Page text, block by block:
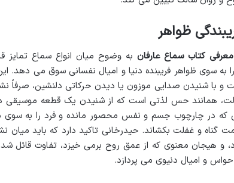
ظواهر
معرفی کتاب سماع عارفانبه وضوح میان انواع سماع تمایز
سوی ظواهر فریبنده دنیا و امیال نفسانی سوق می دهد.
و با شنیدن صدایی موزون یا دیدن حرکاتی دلنشین،
همانند حس لذتی است که از شنیدن یک قطعه موسیقی
که در چارچوب جسم و نفس محصور مانده و فرد را به سوی
گناه و غفلت بکشاند. حیدرخانی تاکید دارد که باید
و هیجان معنوی که از عمق روح برمی خیزد، تفاوت قائل
و امیال دنیوی می پردازد.